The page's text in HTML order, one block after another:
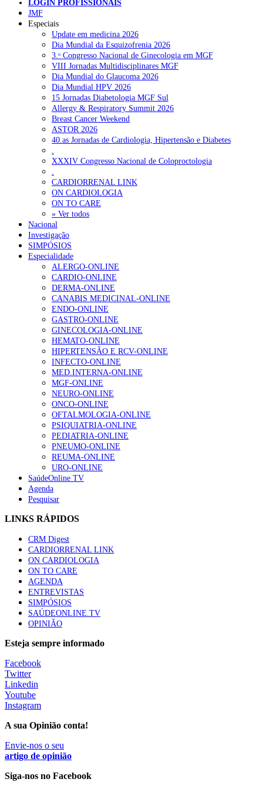
NOTÍCIAS RECENTES
Quase 11.900 jovens recorreram aos cheques psicólogo e
nutricionista no primeiro mês 7 de Agosto, 2026
ULS de Coimbra estreia cirurgia endoscópica do ouvido com
apoio robótico em Portugal 7 de Agosto, 2026
Enfermeiros exigem esclarecimentos sobre eventual gestão
privada da ULS do Algarve 7 de Agosto, 2026
Ordem dos Médicos alerta para riscos no novo sistema de acesso
a consultas e cirurgias
Portugal está a formar os médicos de que precisa?
2026
NOTÍCIAS MAIS LIDAS
Enfermagem Forense. “Da urgência ao tribunal, cada
gesto conta e cada profissional faz a diferença”
203 visualizações
1.º Episódio do Podcast “Frequência Cardio – Sintoniza-
te na Insuficiência Cardíaca” da Bayer
169 visualizações
Alguns milhares de utentes podem ficar sem médico de
família com nova regras do registo, alerta associação
132 visualizações
“Os programas de rastreio do cancro do pulmão são
custo-efetivos e representam um investimento
sustentável para os sistemas de saúde”
93 visualizações
Quase quatro em cada dez doentes com enfarte
87 visualizações
Trodelvy aprovado para primeira linha no cancro da
mama triplo negativo metastático em doentes não
elegíveis para inibidores PD-(L)1
61 visualizações
MAIS NOTÍCIAS
Chefes de equipa das urgências do Hospital Garcia de Orta
apresentam demissão
29 Nov, 2022
Sida matou 650 mil pessoas em 2021, 6% menos do que no ano
anterior
29 Nov, 2022
LOGIN PROFISSIONAIS
JMF
Especiais
Update em medicina 2026
Dia Mundial da Esquizofrenia 2026
3.ᵒ Congresso Nacional de Ginecologia em MGF
VIII Jornadas Multidisciplinares MGF
Dia Mundial do Glaucoma 2026
Dia Mundial HPV 2026
15 Jornadas Diabetologia MGF Sul
Allergy & Respiratory Summit 2026
Breast Cancer Weekend
ASTOR 2026
40.as Jornadas de Cardiologia, Hipertensão e Diabetes
.
XXXIV Congresso Nacional de Coloproctologia
.
CARDIORRENAL LINK
ON CARDIOLOGIA
ON TO CARE
» Ver todos
Nacional
Investigação
SIMPÓSIOS
Especialidade
ALERGO-ONLINE
CARDIO-ONLINE
DERMA-ONLINE
CANABIS MEDICINAL-ONLINE
ENDO-ONLINE
GASTRO-ONLINE
GINECOLOGIA-ONLINE
HEMATO-ONLINE
HIPERTENSÃO E RCV-ONLINE
INFECTO-ONLINE
MED.INTERNA-ONLINE
MGF-ONLINE
NEURO-ONLINE
ONCO-ONLINE
OFTALMOLOGIA-ONLINE
PSIQUIATRIA-ONLINE
PEDIATRIA-ONLINE
PNEUMO-ONLINE
REUMA-ONLINE
URO-ONLINE
SaúdeOnline TV
Agenda
Pesquisar
LINKS RÁPIDOS
CRM Digest
CARDIORRENAL LINK
ON CARDIOLOGIA
ON TO CARE
AGENDA
ENTREVISTAS
SIMPÓSIOS
SAÚDEONLINE.TV
OPINIÃO
Esteja sempre informado
Facebook
Twitter
Linkedin
Youtube
Instagram
A sua Opinião conta!
Envie-nos o seu
artigo de opinião
Siga-nos no Facebook